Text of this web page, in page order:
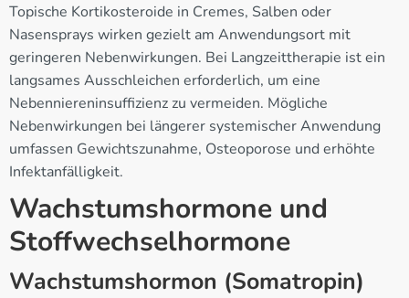
Topische Kortikosteroide in Cremes, Salben oder
Nasensprays wirken gezielt am Anwendungsort mit
geringeren Nebenwirkungen. Bei Langzeittherapie ist ein
langsames Ausschleichen erforderlich, um eine
Nebenniereninsuffizienz zu vermeiden. Mögliche
Nebenwirkungen bei längerer systemischer Anwendung
umfassen Gewichtszunahme, Osteoporose und erhöhte
Infektanfälligkeit.
Wachstumshormone und
Stoffwechselhormone
Wachstumshormon (Somatropin)